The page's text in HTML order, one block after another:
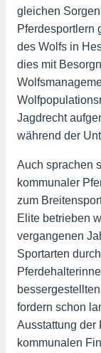
gleichen
Pferdesportlern
des Wolfs in
dies mit
Jagdrecht
während der
Auch sprachen
kommunaler
zum
Elite betrieben
vergangenen
Sportarten
fordern schon
Ausstattung der
kommunalen